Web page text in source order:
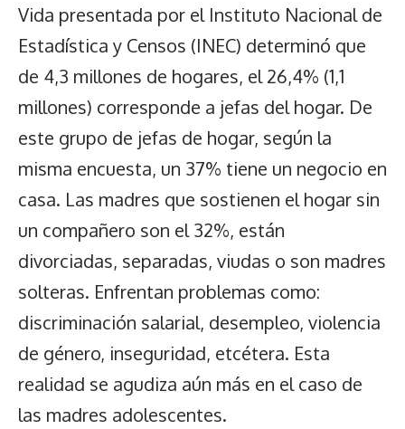
Vida presentada por el Instituto Nacional de
Estadística y Censos (INEC) determinó que
de 4,3 millones de hogares, el 26,4% (1,1
millones) corresponde a jefas del hogar. De
este grupo de jefas de hogar, según la
misma encuesta, un 37% tiene un negocio en
casa. Las madres que sostienen el hogar sin
un compañero son el 32%, están
divorciadas, separadas, viudas o son madres
solteras. Enfrentan problemas como:
discriminación salarial, desempleo, violencia
de género, inseguridad, etcétera. Esta
realidad se agudiza aún más en el caso de
las madres adolescentes.